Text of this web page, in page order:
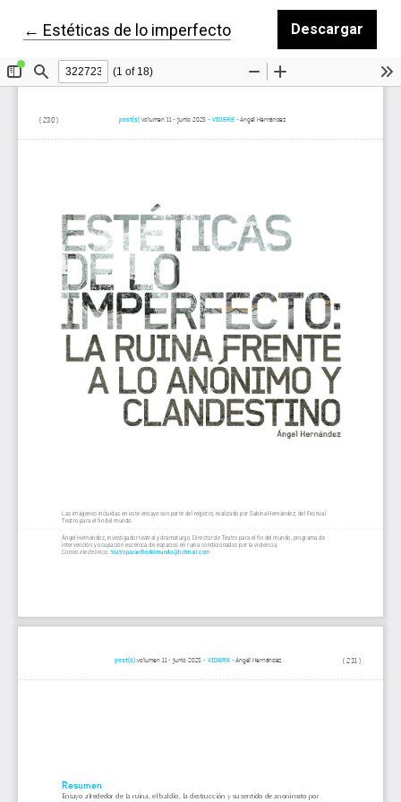
← Volver a los detalles del artículo
Estéticas de lo imperfecto Descargar